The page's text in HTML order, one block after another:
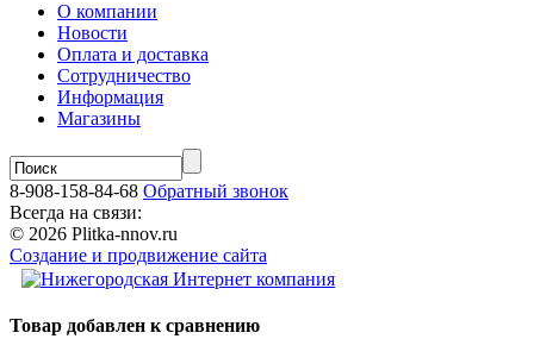
О компании
Новости
Оплата и доставка
Сотрудничество
Информация
Магазины
8-908-158-84-68 Обратный звонок
Всегда на связи:
© 2026 Plitka-nnov.ru
Создание и продвижение сайта
Товар добавлен к сравнению